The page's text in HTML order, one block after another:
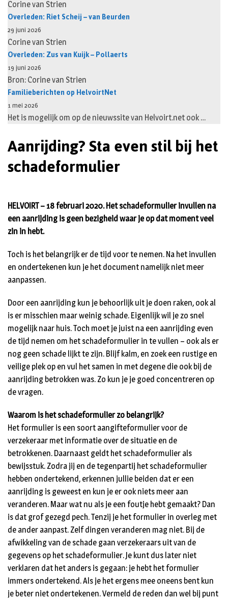
Corine van Strien
Overleden: Riet Scheij – van Beurden
29 juni 2026
Corine van Strien
Overleden: Zus van Kuijk – Pollaerts
19 juni 2026
Bron: Corine van Strien
Familieberichten op HelvoirtNet
1 mei 2026
Het is mogelijk om op de nieuwssite van Helvoirt.net ook …
Aanrijding? Sta even stil bij het
schadeformulier
HELVOIRT –18 februari 2020. Het schadeformulier invullen na
een aanrijding is geen bezigheid waar je op dat moment veel
zin in hebt.
Toch is het belangrijk er de tijd voor te nemen. Na het invullen
en ondertekenen kun je het document namelijk niet meer
aanpassen.
Door een aanrijding kun je behoorlijk uit je doen raken, ook al
is er misschien maar weinig schade. Eigenlijk wil je zo snel
mogelijk naar huis. Toch moet je juist na een aanrijding even
de tijd nemen om het schadeformulier in te vullen – ook als er
nog geen schade lijkt te zijn. Blijf kalm, en zoek een rustige en
veilige plek op en vul het samen in met degene die ook bij de
aanrijding betrokken was. Zo kun je je goed concentreren op
de vragen.
Waarom is het schadeformulier zo belangrijk?
Het formulier is een soort aangifteformulier voor de
verzekeraar met informatie over de situatie en de
betrokkenen. Daarnaast geldt het schadeformulier als
bewijsstuk. Zodra jij en de tegenpartij het schadeformulier
hebben ondertekend, erkennen jullie beiden dat er een
aanrijding is geweest en kun je er ook niets meer aan
veranderen. Maar wat nu als je een foutje hebt gemaakt? Dan
is dat grof gezegd pech. Tenzij je het formulier in overleg met
de ander aanpast. Zelf dingen veranderen mag niet. Bij de
afwikkeling van de schade gaan verzekeraars uit van de
gegevens op het schadeformulier. Je kunt dus later niet
verklaren dat het anders is gegaan: je hebt het formulier
immers ondertekend. Als je het ergens mee oneens bent kun
je beter niet ondertekenen. Vermeld de reden dan wel bij punt